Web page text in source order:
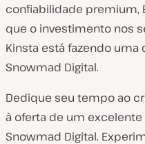
confiabilidade premium,
que o investimento nos
Kinsta está fazendo uma
Snowmad Digital.
Dedique seu tempo ao
à oferta de um
Snowmad Digital.